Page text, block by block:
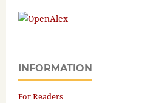
INFORMATION
For Readers